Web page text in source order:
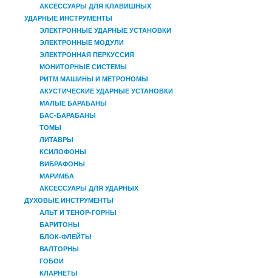
АКСЕССУАРЫ ДЛЯ КЛАВИШНЫХ
УДАРНЫЕ ИНСТРУМЕНТЫ
ЭЛЕКТРОННЫЕ УДАРНЫЕ УСТАНОВКИ
ЭЛЕКТРОННЫЕ МОДУЛИ
ЭЛЕКТРОННАЯ ПЕРКУССИЯ
МОНИТОРНЫЕ СИСТЕМЫ
РИТМ МАШИНЫ И МЕТРОНОМЫ
АКУСТИЧЕСКИЕ УДАРНЫЕ УСТАНОВКИ
МАЛЫЕ БАРАБАНЫ
БАС-БАРАБАНЫ
ТОМЫ
ЛИТАВРЫ
КСИЛОФОНЫ
ВИБРАФОНЫ
МАРИМБА
АКСЕССУАРЫ ДЛЯ УДАРНЫХ
ДУХОВЫЕ ИНСТРУМЕНТЫ
АЛЬТ И ТЕНОР-ГОРНЫ
БАРИТОНЫ
БЛОК-ФЛЕЙТЫ
ВАЛТОРНЫ
ГОБОИ
КЛАРНЕТЫ